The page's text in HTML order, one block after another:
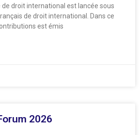
de droit international est lancée sous
de droit international. Dans ce
est émis
2026